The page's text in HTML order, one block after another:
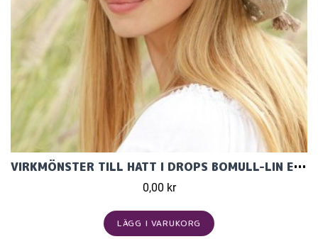
VIRKMÖNSTER TILL HATT I DROPS BOMULL-LIN ELLER DROPS PARIS MED HÅLMÖNSTER.
0,00 kr
LÄGG I VARUKORG